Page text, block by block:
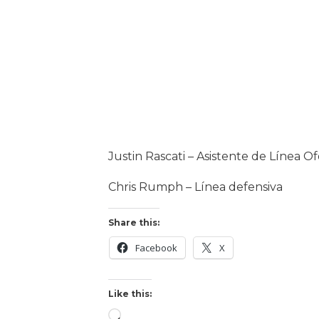
Justin Rascati – Asistente de Línea
Chris Rumph – Línea defensiva
Share this:
Facebook X
Like this: